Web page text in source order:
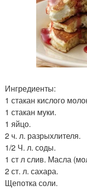
Ингредиенты:
1 стакан кислого
1 стакан муки.
1 яйцо.
2 ч. л. разрыхлителя.
1/2 Ч. л. соды.
1 ст л слив. Масла
2 ст. л. сахара.
Щепотка соли.